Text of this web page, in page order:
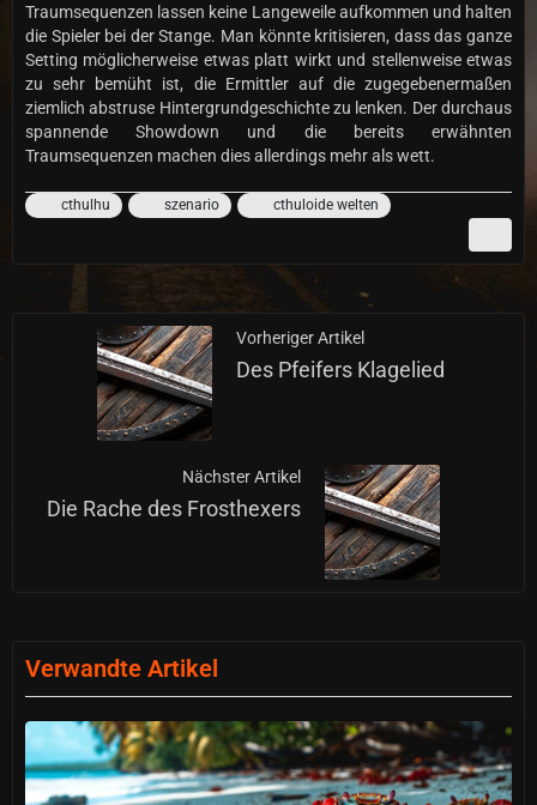
Traumsequenzen lassen keine Langeweile aufkommen und halten
die Spieler bei der Stange. Man könnte kritisieren, dass das ganze
Setting möglicherweise etwas platt wirkt und stellenweise etwas
zu sehr bemüht ist, die Ermittler auf die zugegebenermaßen
ziemlich abstruse Hintergrundgeschichte zu lenken. Der durchaus
spannende Showdown und die bereits erwähnten
Traumsequenzen machen dies allerdings mehr als wett.
cthulhu szenario cthuloide welten
Vorheriger Artikel
Des Pfeifers Klagelied
Nächster Artikel
Die Rache des Frosthexers
Verwandte Artikel